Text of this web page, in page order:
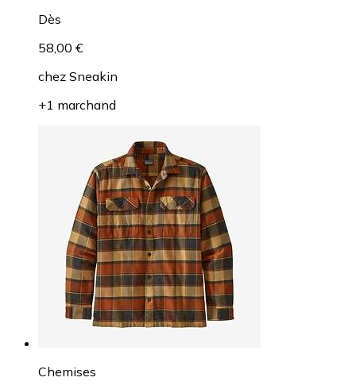
Dès
58,00 €
chez Sneakin
+1 marchand
Chemises